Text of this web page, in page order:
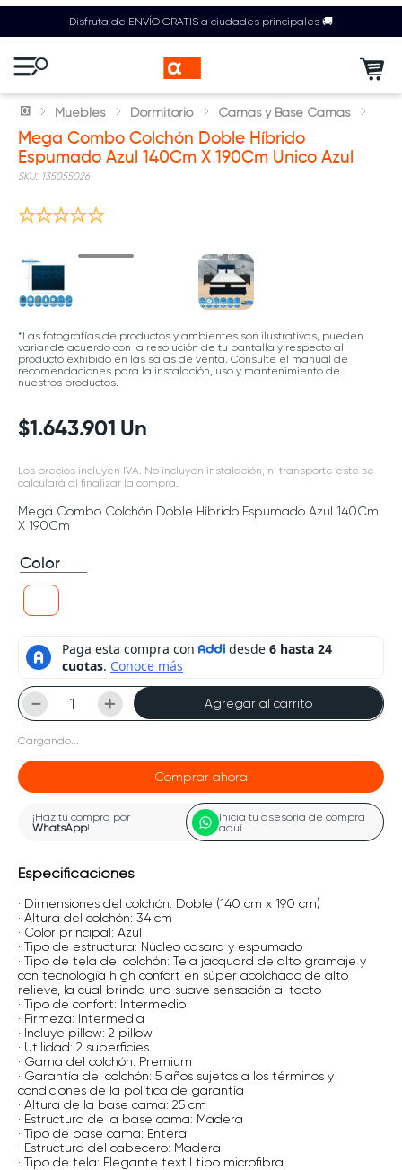
Disfruta de ENVÍO GRATIS a ciudades principales 🚚
Muebles Dormitorio Camas y Base Camas
Mega Combo Colchón Doble Híbrido
Espumado Azul 140Cm X 190Cm Unico Azul
: 135055026
*Las fotografías de productos y ambientes son ilustrativas, pueden
variar de acuerdo con la resolución de tu pantalla y respecto al
producto exhibido en las salas de venta. Consulte el manual de
recomendaciones para la instalación, uso y mantenimiento de
nuestros productos.
$1 .643.901 Un
Los precios incluyen IVA. No incluyen instalación, ni transporte este se
calculará al finalizar la compra.
Mega Combo Colchón Doble Híbrido Espumado Azul 140Cm
X 190Cm
Color
＋
－ Agregar al carrito
Cargando...
Comprar ahora
¡Haz tu compra por
WhatsApp!
Inicia tu asesoría de compra
aquí
Especificaciones
· Dimensiones del colchón: Doble (140 cm x 190 cm)
· Altura del colchón: 34 cm
· Color principal: Azul
· Tipo de estructura: Núcleo casara y espumado
· Tipo de tela del colchón: Tela jacquard de alto gramaje y
con tecnología high confort en súper acolchado de alto
relieve, la cual brinda una suave sensación al tacto
· Tipo de confort: Intermedio
· Firmeza: Intermedia
· Incluye pillow: 2 pillow
· Utilidad: 2 superficies
· Gama del colchón: Premium
· Garantía del colchón: 5 años sujetos a los términos y
condiciones de la política de garantía
· Altura de la base cama: 25 cm
· Estructura de la base cama: Madera
· Tipo de base cama: Entera
· Estructura del cabecero: Madera
· Tipo de tela: Elegante textil tipo microfibra